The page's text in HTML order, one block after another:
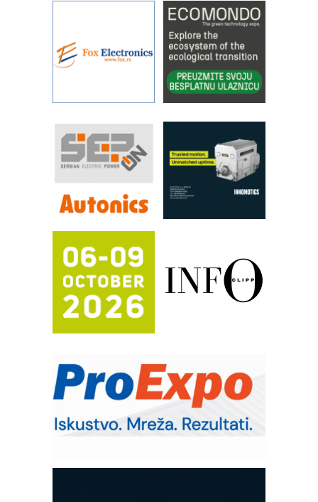
Alba d.o.o. – 35 godina preciznosti u
metrologiji i pametnim dozirnim
IBeRTIM - oprema za ispitivanje
kontrole kvaliteta
STAUFF – Komponente koje
povećavaju pouzdanost hidrauličkih
YAMADA pumpe – japanska
pouzdanost u transferu fluida
Filtration Group Industrial – Napredna
rešenja za filtraciju u hidrauličkim i
procesnim sistemima
RILINEX kompanije Rittal
automatizaciju
Efikasno upravljanje energijom
Automatizacija pakovanja · Display
(Shelf-Ready) omotnice
Trajna oznaka kao dugoročna korist
Bezbednost na prvom mestu!
RMQ-TITAN ADVANCED INDICATOR
– Pametna signalizacija za efikasnije
upravljanje mašinama